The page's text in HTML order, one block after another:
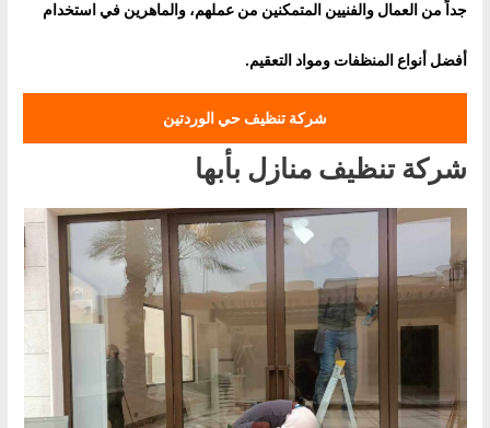
جداً من العمال والفنيين المتمكنين من عملهم، والماهرين في استخدام
أفضل أنواع المنظفات ومواد التعقيم.
شركة تنظيف حي الوردتين
شركة تنظيف منازل بأبها